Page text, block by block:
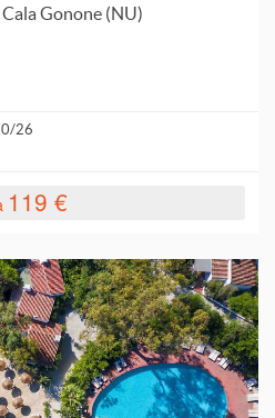
Gonone (NU)
26
119 €